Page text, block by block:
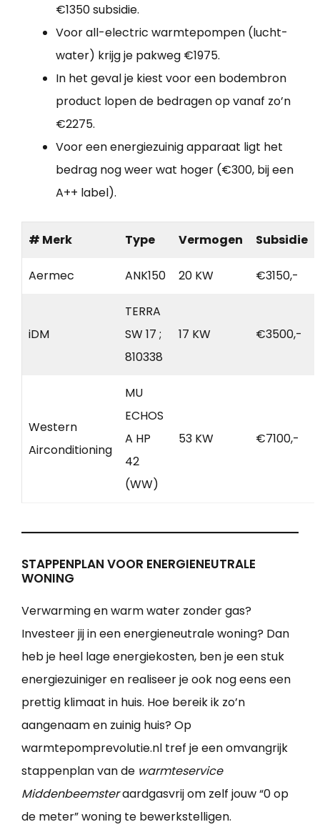
€1350 subsidie.
Voor all-electric warmtepompen (lucht-
water) krijg je pakweg €1975.
In het geval je kiest voor een bodembron
product lopen de bedragen op vanaf zo’n
€2275.
Voor een energiezuinig apparaat ligt het
bedrag nog weer wat hoger (€300, bij een
A++ label).
# Merk Type Vermogen Subsidie
Aermec ANK150 20 KW €3150,-
iDM
TERRA
SW 17 ;
810338
17 KW €3500,-
Western
Airconditioning
MU
ECHOS
A HP
42
(WW)
53 KW €7100,-
STAPPENPLAN VOOR ENERGIENEUTRALE
WONING
Verwarming en warm water zonder gas?
Investeer jij in een energieneutrale woning? Dan
heb je heel lage energiekosten, ben je een stuk
energiezuiniger en realiseer je ook nog eens een
prettig klimaat in huis. Hoe bereik ik zo’n
aangenaam en zuinig huis? Op
warmtepomprevolutie.nl tref je een omvangrijk
stappenplan van de warmteservice
Middenbeemsteraardgasvrij om zelf jouw “0 op
de meter” woning te bewerkstelligen.